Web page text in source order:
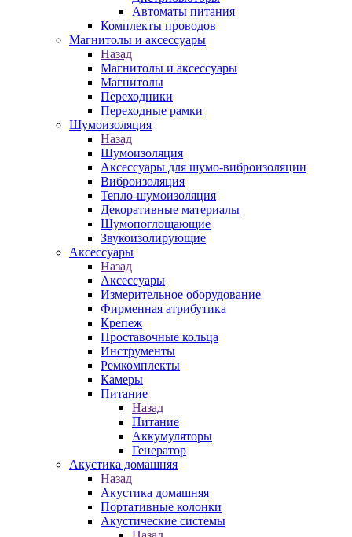
Автоматы питания
Комплекты проводов
Магнитолы и аксессуары
Назад
Магнитолы и аксессуары
Магнитолы
Переходники
Переходные рамки
Шумоизоляция
Назад
Шумоизоляция
Аксессуары для шумо-виброизоляции
Виброизоляция
Тепло-шумоизоляция
Декоративные материалы
Шумопоглощающие
Звукоизолирующие
Аксессуары
Назад
Аксессуары
Измерительное оборудование
Фирменная атрибутика
Крепеж
Проставочные кольца
Инструменты
Ремкомплекты
Камеры
Питание
Назад
Питание
Аккумуляторы
Генератор
Акустика домашняя
Назад
Акустика домашняя
Портативные колонки
Акустические системы